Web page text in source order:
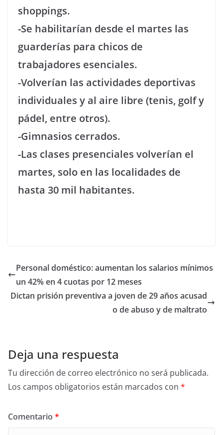
shoppings.
-Se habilitarían desde el martes las
guarderías para chicos de
trabajadores esenciales.
-Volverían las actividades deportivas
individuales y al aire libre (tenis, golf y
pádel, entre otros).
-Gimnasios cerrados.
-Las clases presenciales volverían el
martes, solo en las localidades de
hasta 30 mil habitantes.
Personal doméstico: aumentan los salarios mínimos
un 42% en 4 cuotas por 12 meses
Dictan prisión preventiva a joven de 29 años acusad
o de abuso y de maltrato
Deja una respuesta
Tu dirección de correo electrónico no será publicada.
Los campos obligatorios están marcados con *
Comentario *